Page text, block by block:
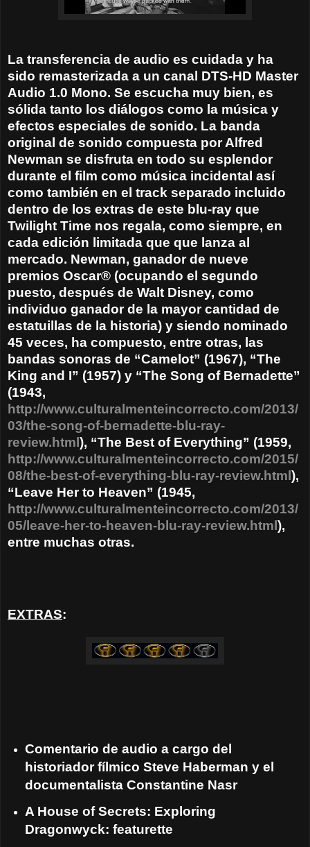
La transferencia de audio es cuidada y ha
sido remasterizada a un canal DTS-HD Master
Audio 1.0 Mono. Se escucha muy bien, es
sólida tanto los diálogos como la música y
efectos especiales de sonido. La banda
original de sonido compuesta por Alfred
Newman se disfruta en todo su esplendor
durante el film como música incidental así
como también en el track separado incluido
dentro de los extras de este blu-ray que
Twilight Time nos regala, como siempre, en
cada edición limitada que que lanza al
mercado. Newman, ganador de nueve
premios Oscar® (ocupando el segundo
puesto, después de Walt Disney, como
individuo ganador de la mayor cantidad de
estatuillas de la historia) y siendo nominado
45 veces, ha compuesto, entre otras, las
bandas sonoras de “Camelot” (1967), “The
King and I” (1957) y “The Song of Bernadette”
(1943,
http://www.culturalmenteincorrecto.com/2013/
03/the-song-of-bernadette-blu-ray-
review.html), “The Best of Everything” (1959,
http://www.culturalmenteincorrecto.com/2015/
08/the-best-of-everything-blu-ray-review.html),
“Leave Her to Heaven” (1945,
http://www.culturalmenteincorrecto.com/2013/
05/leave-her-to-heaven-blu-ray-review.html),
entre muchas otras.
EXTRAS:
Comentario de audio a cargo del
historiador fílmico Steve Haberman y el
documentalista Constantine Nasr
A House of Secrets: Exploring
Dragonwyck: featurette